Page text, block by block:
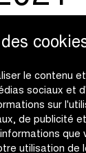
le contenu
sociaux et
sur
de publicité
que
utilisation de
Prix de
ans après le
édition
départ et
WE 1.1 et